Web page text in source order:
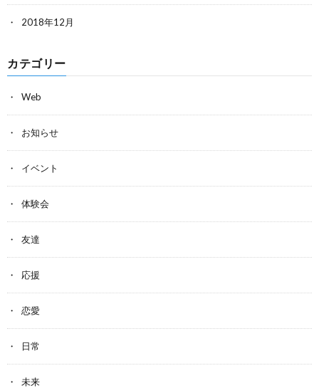
2018年12月
カテゴリー
Web
お知らせ
イベント
体験会
友達
応援
恋愛
日常
未来